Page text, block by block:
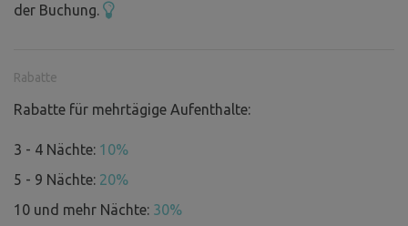
der Buchung.
Rabatte
Rabatte für mehrtägige Aufenthalte:
3 - 4 Nächte: 10%
5 - 9 Nächte: 20%
10 und mehr Nächte: 30%